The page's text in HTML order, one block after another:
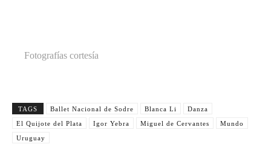
Fotografías cortesía
TAGS Ballet Nacional de Sodre Blanca Li
Danza
El Quijote del Plata
Igor Yebra Miguel de Cervantes
Mundo
Uruguay